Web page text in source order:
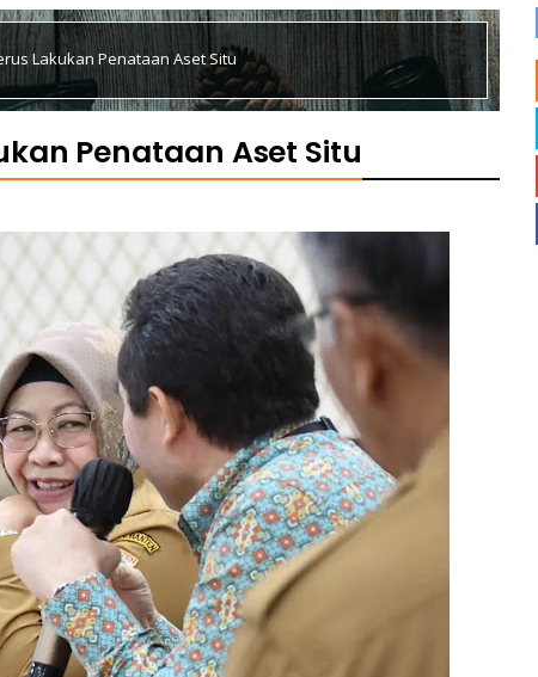
Lakukan Penataan Aset Situ
Penataan Aset Situ